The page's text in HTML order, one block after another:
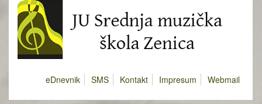
eDnevnik SMS Kontakt Impresum Webmail